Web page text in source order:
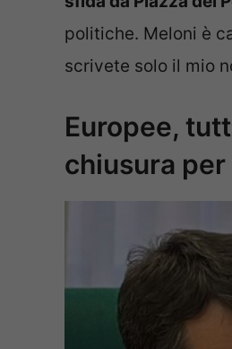
politiche. Meloni è
scrivete solo il mio
Europee,
chiusura per